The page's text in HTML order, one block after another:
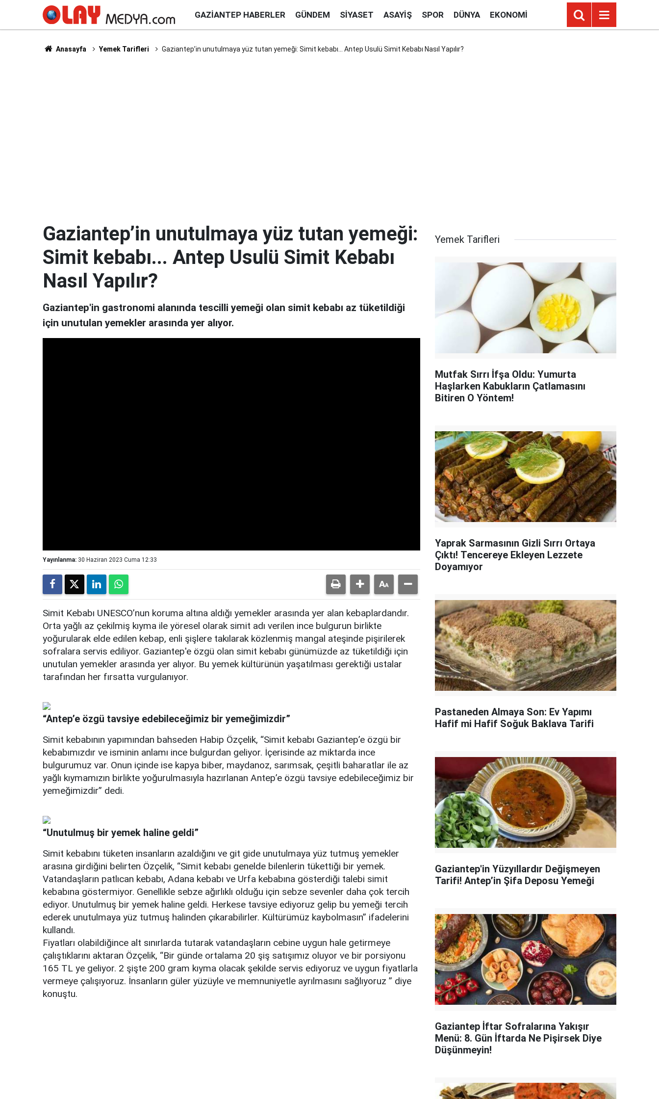
GAZIANTEP HABERLER GÜNDEM SIYASET ASAYIŞ SPOR DÜNYA EKONOMI
Anasayfa Yemek Tarifleri Gaziantep’in unutulmaya yüz tutan yemeği: Simit kebabı... Antep Usulü Simit Kebabı Nasıl Yapılır?
Gaziantep’in unutulmaya yüz tutan yemeği:
Simit kebabı... Antep Usulü Simit Kebabı
Nasıl Yapılır?
Gaziantep'in gastronomi alanında tescilli yemeği olan simit kebabı az tüketildiği
için unutulan yemekler arasında yer alıyor.
Yayınlanma: 30 Haziran 2023 Cuma 12:33
Simit Kebabı UNESCO’nun koruma altına aldığı yemekler arasında yer alan kebaplardandır.
Orta yağlı az çekilmiş kıyma ile yöresel olarak simit adı verilen ince bulgurun birlikte
yoğurularak elde edilen kebap, enli şişlere takılarak közlenmiş mangal ateşinde pişirilerek
sofralara servis ediliyor. Gaziantep'e özgü olan simit kebabı günümüzde az tüketildiği için
unutulan yemekler arasında yer alıyor. Bu yemek kültürünün yaşatılması gerektiği ustalar
tarafından her fırsatta vurgulanıyor.
“Antep’e özgü tavsiye edebileceğimiz bir yemeğimizdir”
Simit kebabının yapımından bahseden Habip Özçelik, “Simit kebabı Gaziantep’e özgü bir
kebabımızdır ve isminin anlamı ince bulgurdan geliyor. İçerisinde az miktarda ince
bulgurumuz var. Onun içinde ise kapya biber, maydanoz, sarımsak, çeşitli baharatlar ile az
yağlı kıymamızın birlikte yoğurulmasıyla hazırlanan Antep’e özgü tavsiye edebileceğimiz bir
yemeğimizdir” dedi.
“Unutulmuş bir yemek haline geldi”
Simit kebabını tüketen insanların azaldığını ve git gide unutulmaya yüz tutmuş yemekler
arasına girdiğini belirten Özçelik, “Simit kebabı genelde bilenlerin tükettiği bir yemek.
Vatandaşların patlıcan kebabı, Adana kebabı ve Urfa kebabına gösterdiği talebi simit
kebabına göstermiyor. Genellikle sebze ağırlıklı olduğu için sebze sevenler daha çok tercih
ediyor. Unutulmuş bir yemek haline geldi. Herkese tavsiye ediyoruz gelip bu yemeği tercih
ederek unutulmaya yüz tutmuş halinden çıkarabilirler. Kültürümüz kaybolmasın” ifadelerini
kullandı.
Fiyatları olabildiğince alt sınırlarda tutarak vatandaşların cebine uygun hale getirmeye
çalıştıklarını aktaran Özçelik, “Bir günde ortalama 20 şiş satışımız oluyor ve bir porsiyonu
165 TL ye geliyor. 2 şişte 200 gram kıyma olacak şekilde servis ediyoruz ve uygun fiyatlarla
vermeye çalışıyoruz. İnsanların güler yüzüyle ve memnuniyetle ayrılmasını sağlıyoruz ” diye
konuştu.
Yemek Tarifleri
Mutfak Sırrı İfşa Oldu: Yumurta
Haşlarken Kabukların Çatlamasını
Bitiren O Yöntem!
Yaprak Sarmasının Gizli Sırrı Ortaya
Çıktı! Tencereye Ekleyen Lezzete
Doyamıyor
Pastaneden Almaya Son: Ev Yapımı
Hafif mi Hafif Soğuk Baklava Tarifi
Gaziantep'in Yüzyıllardır Değişmeyen
Tarifi! Antep’in Şifa Deposu Yemeği
Gaziantep İftar Sofralarına Yakışır
Menü: 8. Gün İftarda Ne Pişirsek Diye
Düşünmeyin!